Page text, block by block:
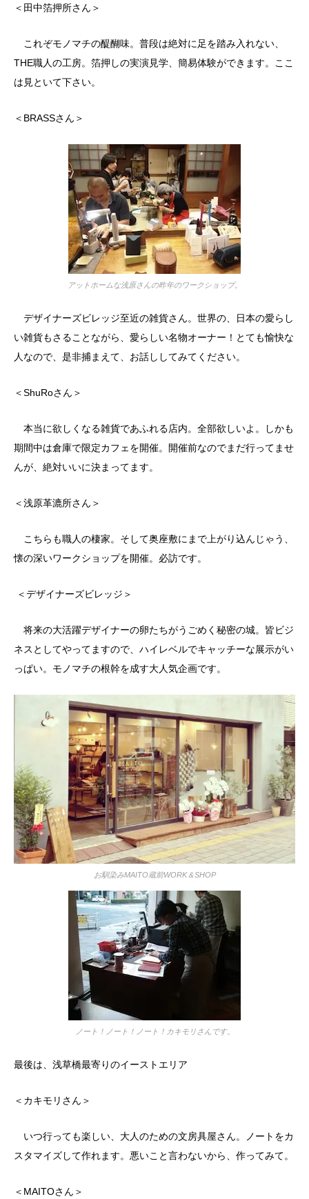
＜田中箔押所さん＞
これぞモノマチの醍醐味。普段は絶対に足を踏み入れない、
THE職人の工房。箔押しの実演見学、簡易体験ができます。ここ
は見といて下さい。
＜BRASSさん＞
アットホームな浅原さんの昨年のワークショップ。
デザイナーズビレッジ至近の雑貨さん。世界の、日本の愛らし
い雑貨もさることながら、愛らしい名物オーナー！とても愉快な
人なので、是非捕まえて、お話ししてみてください。
＜ShuRoさん＞
本当に欲しくなる雑貨であふれる店内。全部欲しいよ。しかも
期間中は倉庫で限定カフェを開催。開催前なのでまだ行ってませ
んが、絶対いいに決まってます。
＜浅原革漉所さん＞
こちらも職人の棲家。そして奥座敷にまで上がり込んじゃう、
懐の深いワークショップを開催。必訪です。
＜デザイナーズビレッジ＞
将来の大活躍デザイナーの卵たちがうごめく秘密の城。皆ビジ
ネスとしてやってますので、ハイレベルでキャッチーな展示がい
っぱい。モノマチの根幹を成す大人気企画です。
お馴染みMAITO蔵前WORK＆SHOP
ノート！ノート！ノート！カキモリさんです。
最後は、浅草橋最寄りのイーストエリア
＜カキモリさん＞
いつ行っても楽しい、大人のための文房具屋さん。ノートをカ
スタマイズして作れます。悪いこと言わないから、作ってみて。
＜MAITOさん＞